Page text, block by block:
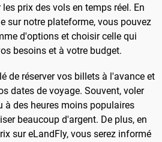
prix des vols en temps réel. En
sur notre plateforme, vous pouvez
d'options et choisir celle qui
besoins et à votre budget.
de réserver vos billets à l'avance et
dates de voyage. Souvent, voler
à des heures moins populaires
beaucoup d'argent. De plus, en
sur eLandFly, vous serez informé